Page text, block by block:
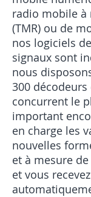
radio mobile à
(TMR) ou de
nos logiciels
signaux sont
nous
300
concurrent le
important
en charge les
nouvelles
et à mesure
et vous